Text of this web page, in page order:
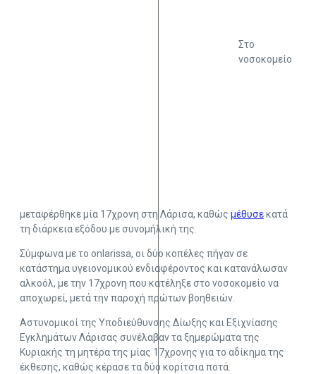
Στο
νοσοκομείο
μεταφέρθηκε μία 17χρονη στη Λάρισα, καθώς μέθυσεκατά
τη διάρκεια εξόδου με συνομήλική της.
Σύμφωνα με το onlarissa, οι δύο κοπέλες πήγαν σε
κατάστημα υγειονομικού ενδιαφέροντος και κατανάλωσαν
αλκοόλ, με την 17χρονη που κατέληξε στο νοσοκομείο να
αποχωρεί, μετά την παροχή πρώτων βοηθειών.
Αστυνομικοί της Υποδιεύθυνσης Δίωξης και Εξιχνίασης
Εγκλημάτων Λάρισας συνέλαβαν τα ξημερώματα της
Κυριακής τη μητέρα της μίας 17χρονης για το αδίκημα της
έκθεσης, καθώς κέρασε τα δύο κορίτσια ποτά.